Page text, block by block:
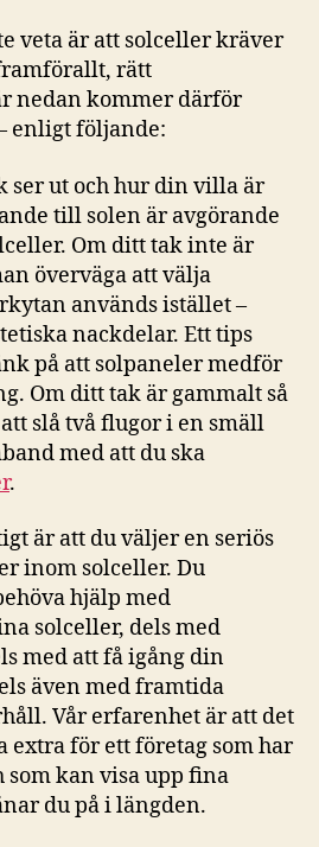
veta är att solceller kräver
rätt
nedan kommer därför
enligt följande:
ser ut och hur din villa är
till solen är avgörande
Om ditt tak inte är
överväga att välja
används istället –
nackdelar. Ett tips
på att solpaneler medför
Om ditt tak är gammalt så
slå två flugor i en smäll
med att du ska
.
är att du väljer en seriös
inom solceller. Du
hjälp med
solceller, dels med
med att få igång din
även med framtida
Vår erfarenhet är att det
extra för ett företag som har
som kan visa upp fina
du på i längden.